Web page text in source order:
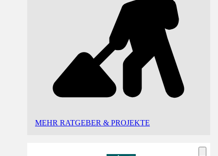
MEHR RATGEBER & PROJEKTE